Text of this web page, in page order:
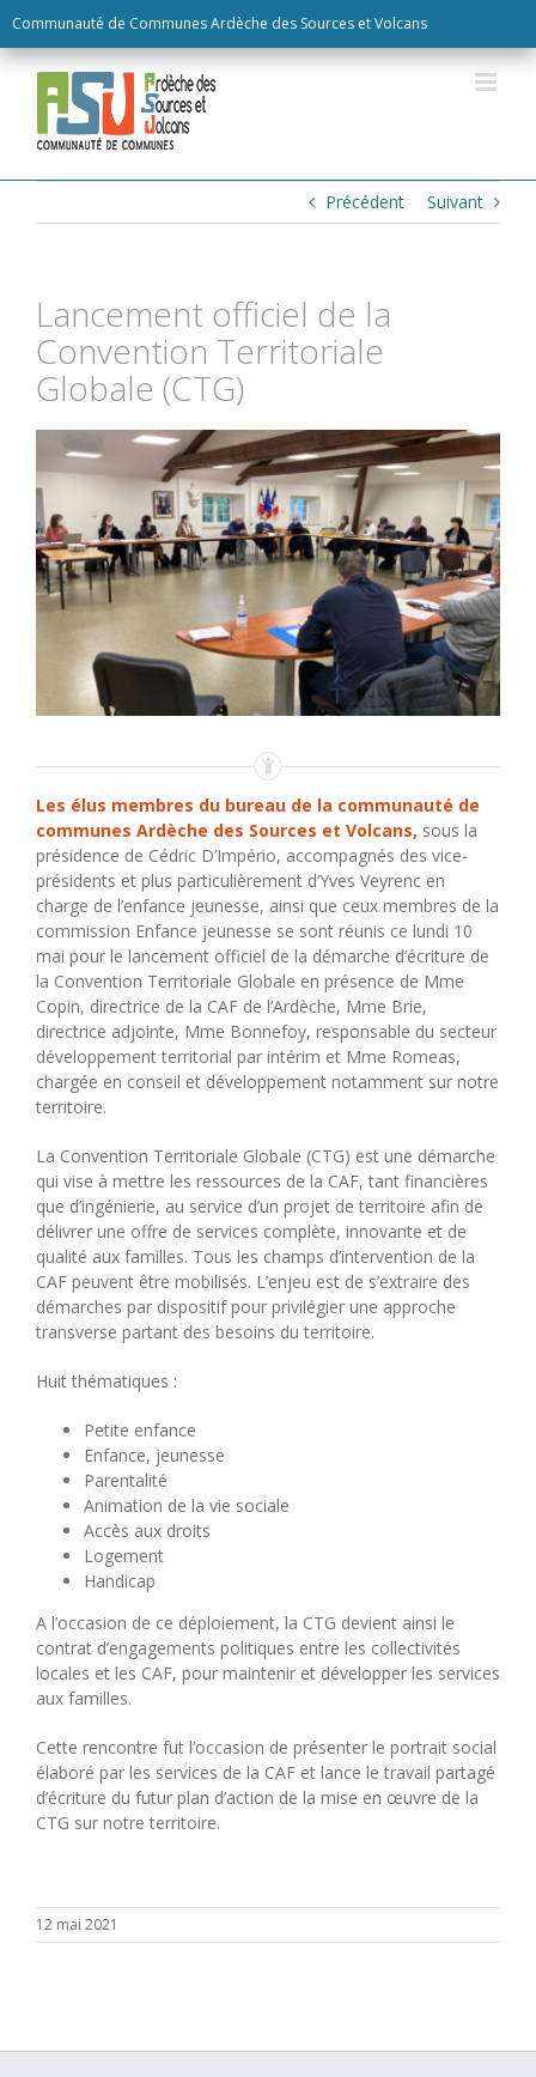
Communauté de Communes Ardèche des Sources et Volcans
to
content
Précédent Suivant
Lancement officiel de la
Convention Territoriale
Globale (CTG)
Les élus membres du bureau de la communauté de
communes Ardèche des Sources et Volcans, sous la
présidence de Cédric D’Império, accompagnés des vice-
présidents et plus particulièrement d’Yves Veyrenc en
charge de l’enfance jeunesse, ainsi que ceux membres de la
commission Enfance jeunesse se sont réunis ce lundi 10
mai pour le lancement officiel de la démarche d’écriture de
la Convention Territoriale Globale en présence de Mme
Copin, directrice de la CAF de l’Ardèche, Mme Brie,
directrice adjointe, Mme Bonnefoy, responsable du secteur
développement territorial par intérim et Mme Romeas,
chargée en conseil et développement notamment sur notre
territoire.
La Convention Territoriale Globale (CTG) est une démarche
qui vise à mettre les ressources de la CAF, tant financières
que d’ingénierie, au service d’un projet de territoire afin de
délivrer une offre de services complète, innovante et de
qualité aux familles. Tous les champs d’intervention de la
CAF peuvent être mobilisés. L’enjeu est de s’extraire des
démarches par dispositif pour privilégier une approche
transverse partant des besoins du territoire.
Huit thématiques :
Petite enfance
Enfance, jeunesse
Parentalité
Animation de la vie sociale
Accès aux droits
Logement
Handicap
A l’occasion de ce déploiement, la CTG devient ainsi le
contrat d’engagements politiques entre les collectivités
locales et les CAF, pour maintenir et développer les services
aux familles.
Cette rencontre fut l’occasion de présenter le portrait social
élaboré par les services de la CAF et lance le travail partagé
d’écriture du futur plan d’action de la mise en œuvre de la
CTG sur notre territoire.
12 mai 2021